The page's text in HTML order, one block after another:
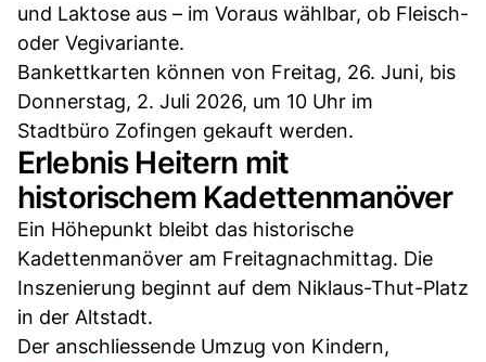
und Laktose aus – im Voraus wählbar, ob Fleisch-
oder Vegivariante.
Bankettkarten können von Freitag, 26. Juni, bis
Donnerstag, 2. Juli 2026, um 10 Uhr im
Stadtbüro Zofingen gekauft werden.
Erlebnis Heitern mit
historischem Kadettenmanöver
Ein Höhepunkt bleibt das historische
Kadettenmanöver am Freitagnachmittag. Die
Inszenierung beginnt auf dem Niklaus-Thut-Platz
in der Altstadt.
Der anschliessende Umzug von Kindern,